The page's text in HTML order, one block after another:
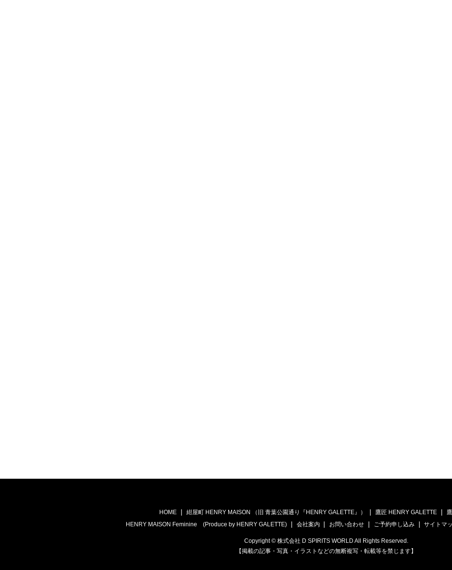
HOME 紺屋町 HENRY MAISON （旧 青葉公園通り『HENRY GALETTE』） 鷹匠 HENRY GALETTE
HENRY MAISON Feminine (Produce by HENRY GALETTE)
会社案内 お問い合わせ ご予約申し込み サイトマ
Copyright © 株式会社 D SPIRITS WORLD All Rights Reserved.
【掲載の記事・写真・イラストなどの無断複写・転載等を禁じます】